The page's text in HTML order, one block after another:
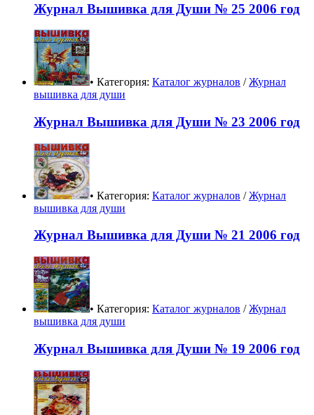
Журнал Вышивка для Души № 25 2006 год
• Категория: Каталог журналов /Журнал
вышивка для души
Журнал Вышивка для Души № 23 2006 год
• Категория: Каталог журналов /Журнал
вышивка для души
Журнал Вышивка для Души № 21 2006 год
• Категория: Каталог журналов /Журнал
вышивка для души
Журнал Вышивка для Души № 19 2006 год